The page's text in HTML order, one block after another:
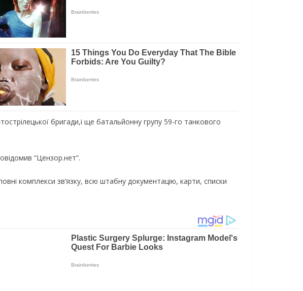
бригади,і ще батальйонну групу 59-го танкового
“Цензор.нет”.
комплекси зв’язку, всю штабну документацію, карти, списки